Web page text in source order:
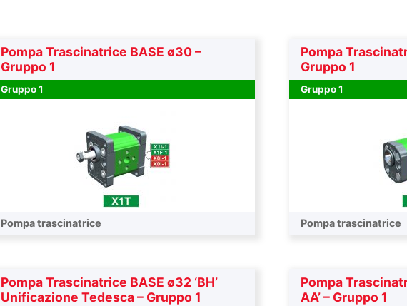
Pompa Trascinatrice BASE ø30 –
Gruppo 1
Gruppo 1
Pompa trascinatrice
Pompa
Gruppo 1
Gruppo 1
Pompa trascinatrice
Pompa Trascinatrice BASE ø32 ‘BH’
Unificazione Tedesca – Gruppo 1
Pompa
AA’ – Gruppo 1